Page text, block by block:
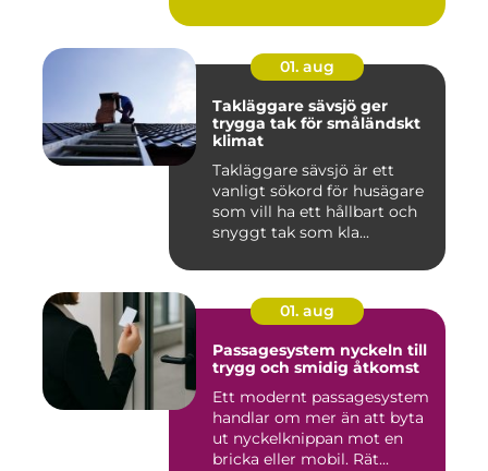
01. aug
Takläggare sävsjö ger
trygga tak för småländskt
klimat
Takläggare sävsjö är ett
vanligt sökord för husägare
som vill ha ett hållbart och
snyggt tak som kla...
01. aug
Passagesystem nyckeln till
trygg och smidig åtkomst
Ett modernt passagesystem
handlar om mer än att byta
ut nyckelknippan mot en
bricka eller mobil. Rät...